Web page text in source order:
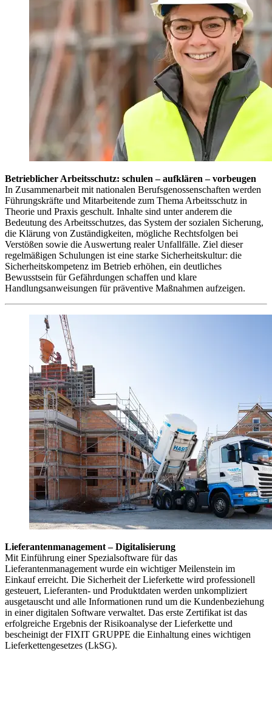
Betrieblicher Arbeitsschutz: schulen – aufklären – vorbeugen
In Zusammenarbeit mit nationalen Berufsgenossenschaften werden
Führungskräfte und Mitarbeitende zum Thema Arbeitsschutz in
Theorie und Praxis geschult. Inhalte sind unter anderem die
Bedeutung des Arbeitsschutzes, das System der sozialen Sicherung,
die Klärung von Zuständigkeiten, mögliche Rechtsfolgen bei
Verstößen sowie die Auswertung realer Unfallfälle. Ziel dieser
regelmäßigen Schulungen ist eine starke Sicherheitskultur: die
Sicherheitskompetenz im Betrieb erhöhen, ein deutliches
Bewusstsein für Gefährdungen schaffen und klare
Handlungsanweisungen für präventive Maßnahmen aufzeigen.
Lieferantenmanagement – Digitalisierung
Mit Einführung einer Spezialsoftware für das
Lieferantenmanagement wurde ein wichtiger Meilenstein im
Einkauf erreicht. Die Sicherheit der Lieferkette wird professionell
gesteuert, Lieferanten- und Produktdaten werden unkompliziert
ausgetauscht und alle Informationen rund um die Kundenbeziehung
in einer digitalen Software verwaltet. Das erste Zertifikat ist das
erfolgreiche Ergebnis der Risikoanalyse der Lieferkette und
bescheinigt der FIXIT GRUPPE die Einhaltung eines wichtigen
Lieferkettengesetzes (LkSG).